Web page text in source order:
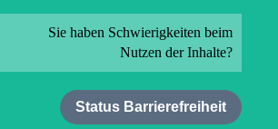
Sie haben Schwierigkeiten beim
Nutzen der Inhalte?
Status Barrierefreiheit